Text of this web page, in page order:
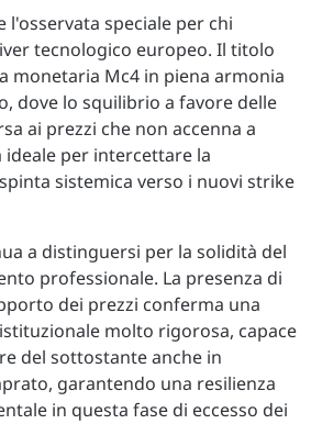
l'osservata speciale per chi
tecnologico europeo. Il titolo
monetaria Mc4 in piena armonia
dove lo squilibrio a favore delle
ai prezzi che non accenna a
per intercettare la
sistemica verso i nuovi strike
a distinguersi per la solidità del
professionale. La presenza di
dei prezzi conferma una
molto rigorosa, capace
del sottostante anche in
garantendo una resilienza
in questa fase di eccesso dei